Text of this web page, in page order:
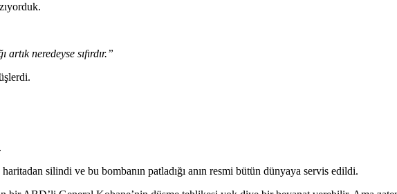
neredeyse sıfırdır.”
silindi ve bu bombanın patladığı anın resmi bütün dünyaya servis edildi.